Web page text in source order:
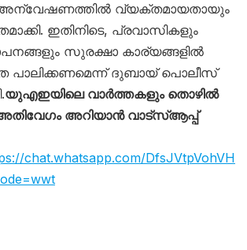
അന്വേഷണത്തിൽ വ്യക്തമായതായും
ഇതിനിടെ, പ്രവാസികളും
സുരക്ഷാ കാര്യങ്ങളിൽ
ദുബായ് പൊലീസ്
യുഎഇയിലെ വാർത്തകളും തൊഴിൽ
അറിയാൻ വാട്സ്ആപ്പ്
chat.whatsapp.com/DfsJVtpVohVH